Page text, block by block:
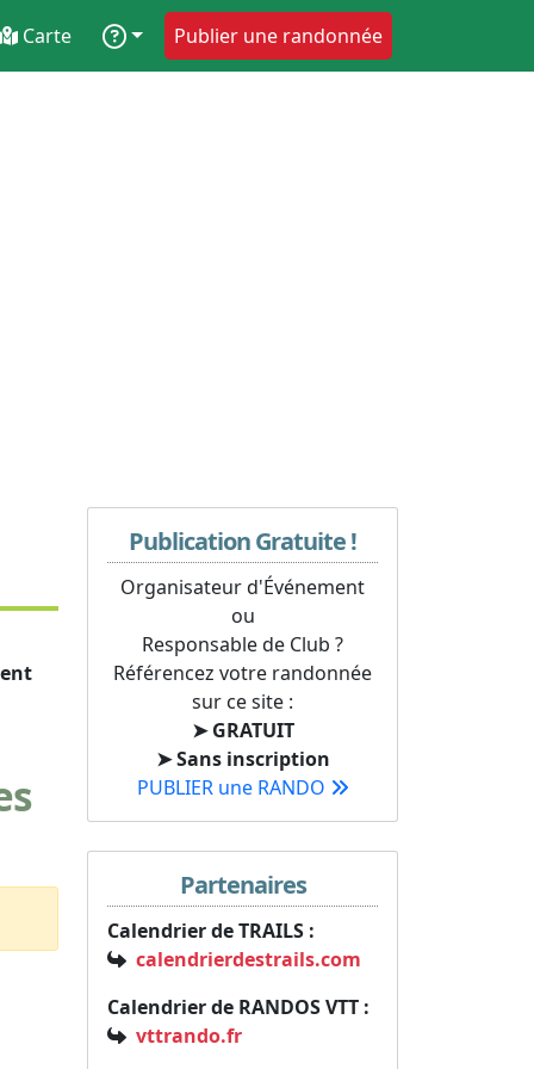
Carte Publier une randonnée
Publication Gratuite !
Organisateur d'Événement
ou
Responsable de Club ?
Référencez votre randonnée
sur ce site :
➤ GRATUIT
➤ Sans inscription
PUBLIER une RANDO
Partenaires
Calendrier de TRAILS :
calendrierdestrails.com
Calendrier de RANDOS VTT :
vttrando.fr